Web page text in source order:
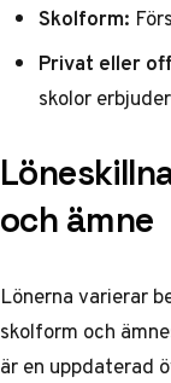
Skolform:
Privat eller
skolor
och ämne
Lönerna varierar
skolform och
är en uppdaterad